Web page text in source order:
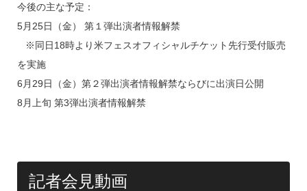
今後の主な予定：
5月25日（金） 第１弾出演者情報解禁
※同日18時より米フェスオフィシャルチケット先行受付販売
を実施
6月29日（金）第２弾出演者情報解禁ならびに出演日公開
8月上旬 第3弾出演者情報解禁
記者会見動画